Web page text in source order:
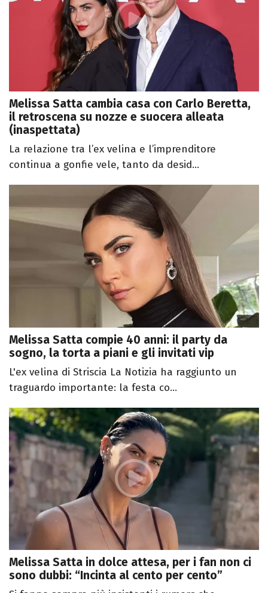
Melissa Satta cambia casa con Carlo Beretta,
il retroscena su nozze e suocera alleata
(inaspettata)
La relazione tra l’ex velina e l’imprenditore
continua a gonfie vele, tanto da desid...
Melissa Satta compie 40 anni: il party da
sogno, la torta a piani e gli invitati vip
L'ex velina di Striscia La Notizia ha raggiunto un
traguardo importante: la festa co...
Melissa Satta in dolce attesa, per i fan non ci
sono dubbi: “Incinta al cento per cento”